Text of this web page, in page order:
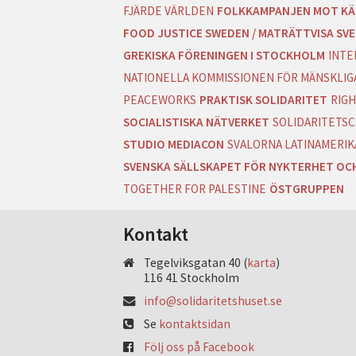
FJÄRDE VÄRLDEN FOLKKAMPANJEN MOT
FOOD JUSTICE SWEDEN / MATRÄTTVISA
GREKISKA FÖRENINGEN I STOCKHOLM
NATIONELLA KOMMISSIONEN FÖR
PEACEWORKS PRAKTISK SOLIDARITET
SOCIALISTISKA NÄTVERKET
STUDIO MEDIACON SVALORNA
SVENSKA SÄLLSKAPET FÖR NYKTERHET
TOGETHER FOR PALESTINE ÖSTGRUPPEN
Kontakt
Tegelviksgatan 40 (karta)
116 41 Stockholm
info@solidaritetshuset.se
Se kontaktsidan
Följ oss på Facebook